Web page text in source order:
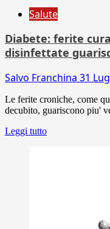
Salute
Diabete: ferite
disinfettate
Salvo Franchina 31
Le ferite croniche, come
decubito, guariscono piu'
Leggi tutto